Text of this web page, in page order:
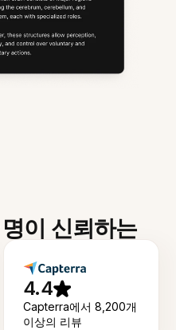
이 신뢰하는
4.4
Capterra에서 8,200개
이상의 리뷰